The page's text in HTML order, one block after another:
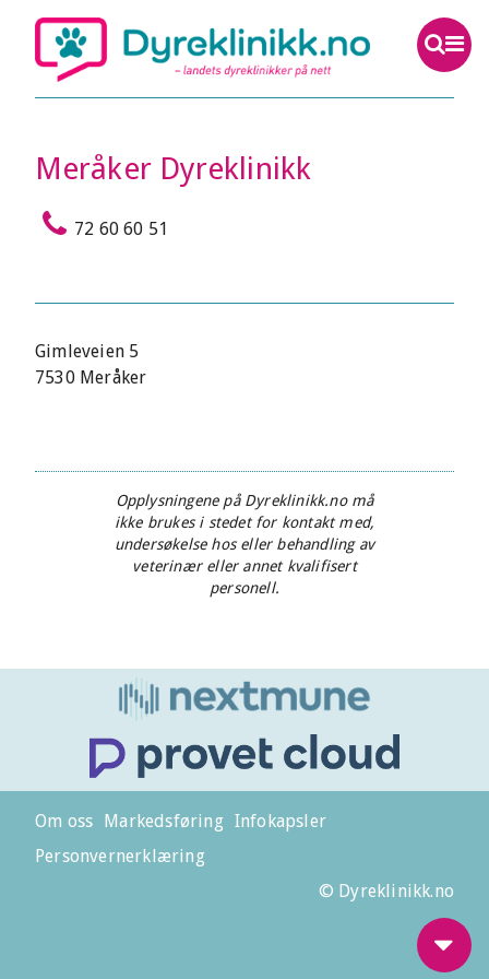
Meråker Dyreklinikk
72 60 60 51
Gimleveien 5
7530 Meråker
Opplysningene på Dyreklinikk.no må
ikke brukes i stedet for kontakt med,
undersøkelse hos eller behandling av
veterinær eller annet kvalifisert
personell.
Om oss Markedsføring Infokapsler
Personvernerklæring
© Dyreklinikk.no